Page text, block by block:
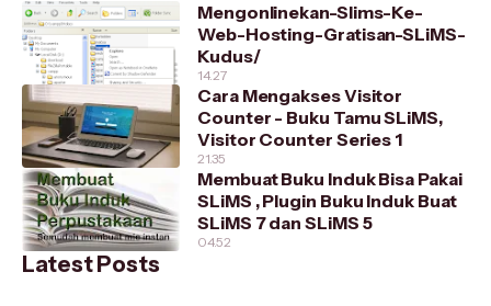
Mengonlinekan-Slims-Ke-
Web-Hosting-Gratisan-SLiMS-
Kudus/
14.27
Cara Mengakses Visitor
Counter - Buku Tamu SLiMS,
Visitor Counter Series 1
21.35
Membuat Buku Induk Bisa Pakai
SLiMS , Plugin Buku Induk Buat
SLiMS 7 dan SLiMS 5
04.52
Latest Posts